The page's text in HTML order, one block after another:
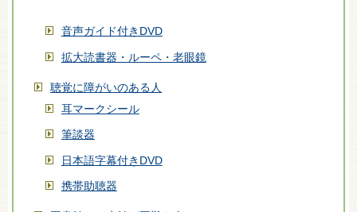
音声ガイド付きDVD
拡大読書器・ルーペ・老眼鏡
聴覚に障がいのある人
耳マークシール
筆談器
日本語字幕付きDVD
携帯助聴器